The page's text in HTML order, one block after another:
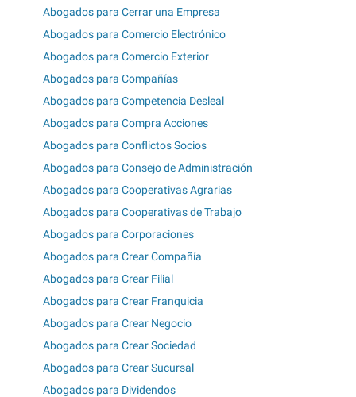
Abogados para Cerrar una Empresa
Abogados para Comercio Electrónico
Abogados para Comercio Exterior
Abogados para Compañías
Abogados para Competencia Desleal
Abogados para Compra Acciones
Abogados para Conflictos Socios
Abogados para Consejo de Administración
Abogados para Cooperativas Agrarias
Abogados para Cooperativas de Trabajo
Abogados para Corporaciones
Abogados para Crear Compañía
Abogados para Crear Filial
Abogados para Crear Franquicia
Abogados para Crear Negocio
Abogados para Crear Sociedad
Abogados para Crear Sucursal
Abogados para Dividendos